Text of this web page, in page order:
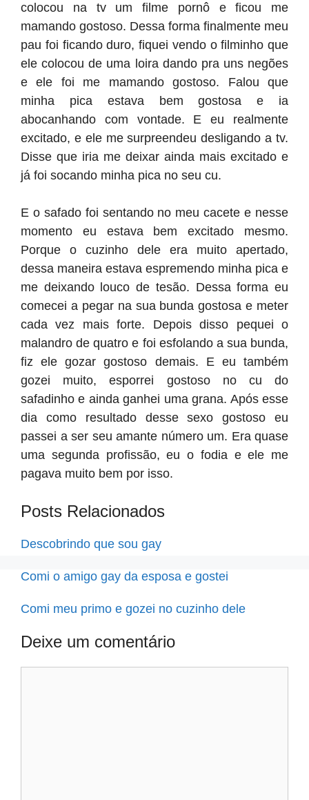
colocou na tv um filme pornô e ficou me
mamando gostoso. Dessa forma finalmente meu
pau foi ficando duro, fiquei vendo o filminho que
ele colocou de uma loira dando pra uns negões
e ele foi me mamando gostoso. Falou que
minha pica estava bem gostosa e ia
abocanhando com vontade. E eu realmente
excitado, e ele me surpreendeu desligando a tv.
Disse que iria me deixar ainda mais excitado e
já foi socando minha pica no seu cu.
E o safado foi sentando no meu cacete e nesse
momento eu estava bem excitado mesmo.
Porque o cuzinho dele era muito apertado,
dessa maneira estava espremendo minha pica e
me deixando louco de tesão. Dessa forma eu
comecei a pegar na sua bunda gostosa e meter
cada vez mais forte. Depois disso pequei o
malandro de quatro e foi esfolando a sua bunda,
fiz ele gozar gostoso demais. E eu também
gozei muito, esporrei gostoso no cu do
safadinho e ainda ganhei uma grana. Após esse
dia como resultado desse sexo gostoso eu
passei a ser seu amante número um. Era quase
uma segunda profissão, eu o fodia e ele me
pagava muito bem por isso.
Posts Relacionados
Descobrindo que sou gay
Comi o amigo gay da esposa e gostei
Comi meu primo e gozei no cuzinho dele
Deixe um comentário